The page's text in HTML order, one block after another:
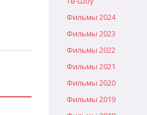
Фильмы 2024
Фильмы 2023
Фильмы 2022
Фильмы 2021
Фильмы 2020
Фильмы 2019